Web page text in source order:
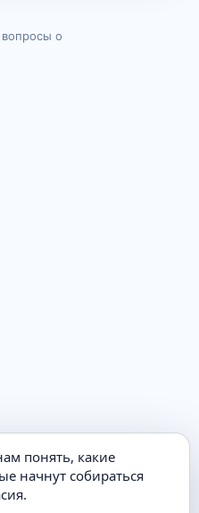
о
понять, какие
начнут собираться